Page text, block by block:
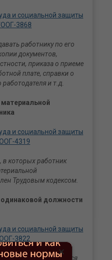
и социальной защиты
3868
работнику по его
документов,
приказа о приеме
плате, справки о
и т.д.
и социальной защиты
4319
в которых работник
Трудовым кодексом.
должности
и социальной защиты
3822
должна выполняться
×